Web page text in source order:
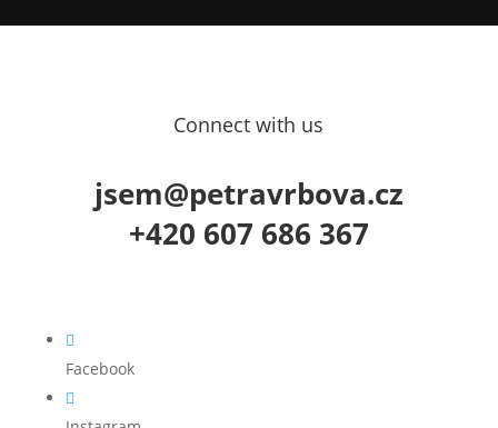
Connect with us
jsem@petravrbova.cz
+420 607 686 367

Facebook
